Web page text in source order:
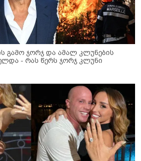
გამო ჯორჯ და ამალ კლუნების
- რას წერს ჯორჯ კლუნი